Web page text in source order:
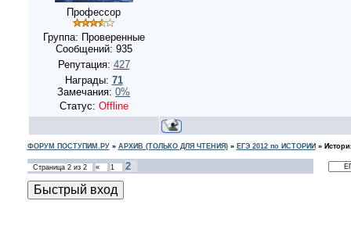
Профессор
Группа: Проверенные
Сообщений: 935
Репутация: 427
Награды: 71
Замечания: 0%
Статус: Offline
ФОРУМ ПОСТУПИМ.РУ» АРХИВ (ТОЛЬКО ДЛЯ ЧТЕНИЯ)» ЕГЭ 2012 по ИСТОРИИ »
Страница 2из 2 « 1 2